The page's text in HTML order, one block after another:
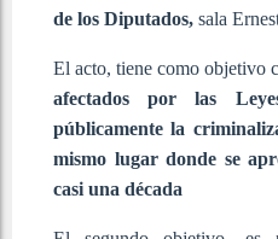
de los Diputados, sala
El acto, tiene como objetivo
afectados por las
públicamente la
mismo lugar donde se
casi una década